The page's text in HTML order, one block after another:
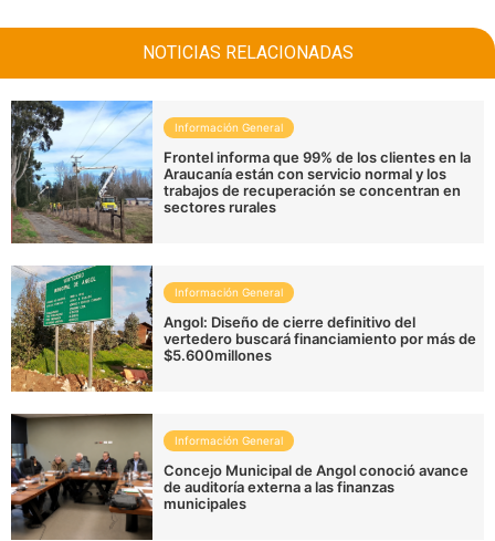
NOTICIAS RELACIONADAS
Información General
Frontel informa que 99% de los clientes en la
Araucanía están con servicio normal y los
trabajos de recuperación se concentran en
sectores rurales
Información General
Angol: Diseño de cierre definitivo del
vertedero buscará financiamiento por más de
$5.600millones
Información General
Concejo Municipal de Angol conoció avance
de auditoría externa a las finanzas
municipales